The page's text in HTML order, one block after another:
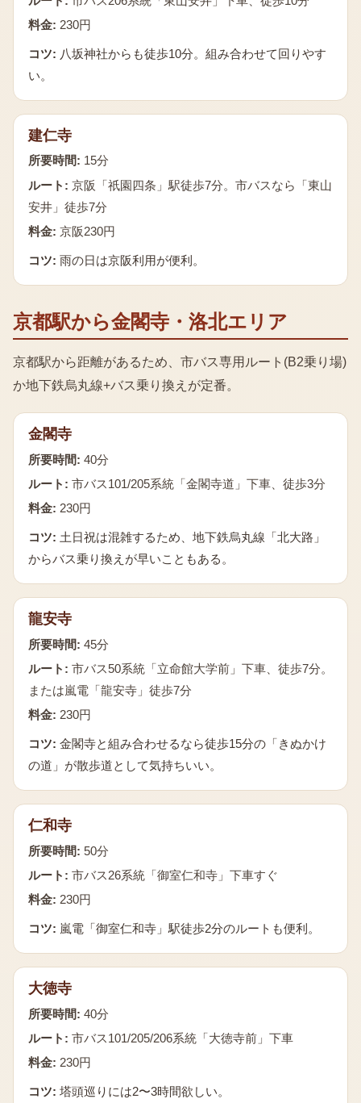
料金: 230円
コツ: 八坂神社からも徒歩10分。組み合わせて回りやす
い。
建仁寺
所要時間: 15分
ルート: 京阪「祇園四条」駅徒歩7分。市バスなら「東山
安井」徒歩7分
料金: 京阪230円
コツ: 雨の日は京阪利用が便利。
京都駅から金閣寺・洛北エリア
京都駅から距離があるため、市バス専用ルート(B2乗り場)
か地下鉄烏丸線+バス乗り換えが定番。
金閣寺
所要時間: 40分
ルート: 市バス101/205系統「金閣寺道」下車、徒歩3分
料金: 230円
コツ: 土日祝は混雑するため、地下鉄烏丸線「北大路」
からバス乗り換えが早いこともある。
龍安寺
所要時間: 45分
ルート: 市バス50系統「立命館大学前」下車、徒歩7分。
または嵐電「龍安寺」徒歩7分
料金: 230円
コツ: 金閣寺と組み合わせるなら徒歩15分の「きぬかけ
の道」が散歩道として気持ちいい。
仁和寺
所要時間: 50分
ルート: 市バス26系統「御室仁和寺」下車すぐ
料金: 230円
コツ: 嵐電「御室仁和寺」駅徒歩2分のルートも便利。
大徳寺
所要時間: 40分
ルート: 市バス101/205/206系統「大徳寺前」下車
料金: 230円
コツ: 塔頭巡りには2〜3時間欲しい。